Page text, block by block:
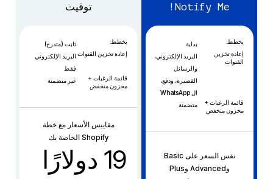
Notify Me!
يخطط:
بداية
إعادة تخزين
القنوات
البريد الإلكتروني،
والرسائل
القصيرة، ودفع،
ال WhatsApp
قائمة الرغبات +
مخزون منخفض
متضمنة
نفس السعر على Basic
وAdvanced وPlus
توقيت
يخطط:
ثابت (متدرج)
إعادة تخزين القنوات البريد الإلكتروني
فقط
قائمة الرغبات +
مخزون منخفض
غير متضمنة
مقاييس الأسعار مع خطة
Shopify الخاصة بك
19 دولارًا